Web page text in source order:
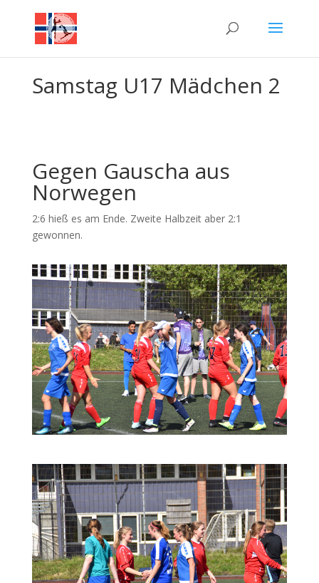
Samstag U17 Mädchen 2
Gegen Gauscha aus
Norwegen
2:6 hieß es am Ende. Zweite Halbzeit aber 2:1
gewonnen.